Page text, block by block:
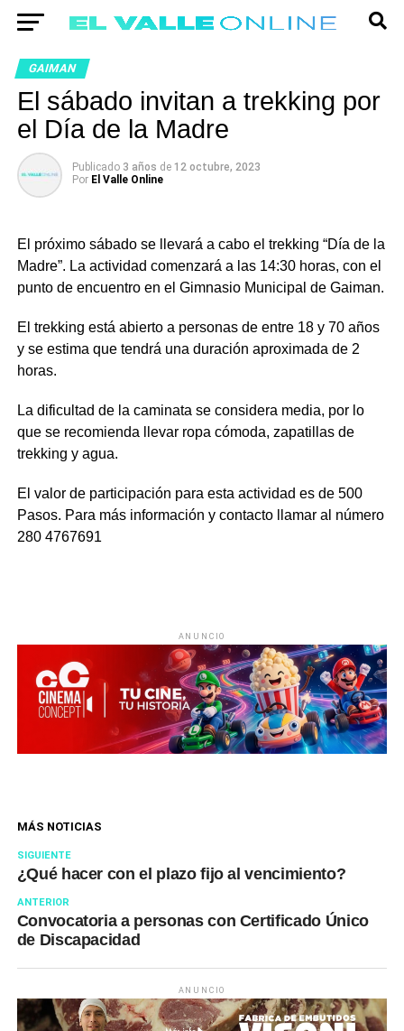
GAIMAN
El sábado invitan a trekking por
el Día de la Madre
Publicado 3 años de 12 octubre, 2023
Por El Valle Online
El próximo sábado se llevará a cabo el trekking “Día de la
Madre”. La actividad comenzará a las 14:30 horas, con el
punto de encuentro en el Gimnasio Municipal de Gaiman.
El trekking está abierto a personas de entre 18 y 70 años
y se estima que tendrá una duración aproximada de 2
horas.
La dificultad de la caminata se considera media, por lo
que se recomienda llevar ropa cómoda, zapatillas de
trekking y agua.
El valor de participación para esta actividad es de 500
Pasos. Para más información y contacto llamar al número
280 4767691
ANUNCIO
MÁS NOTICIAS
SIGUIENTE
¿Qué hacer con el plazo fijo al vencimiento?
ANTERIOR
Convocatoria a personas con Certificado Único
de Discapacidad
ANUNCIO